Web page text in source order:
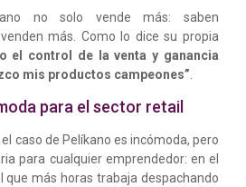
no solo vende más: saben
más. Como lo dice su propia
el control de la venta y ganancia
mis productos campeones”
para el sector retail
caso de Pelíkano es incómoda, pero
para cualquier emprendedor: en el
que más horas trabaja despachando